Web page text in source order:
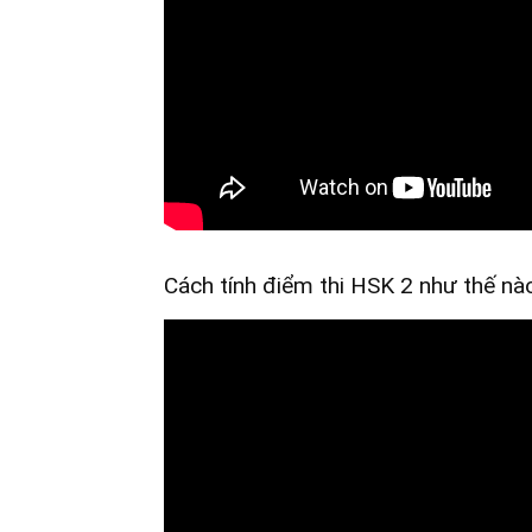
Cách tính điểm thi HSK 2 như thế